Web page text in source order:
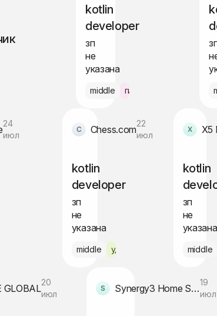
Берлин
kotlin
developer
зп
не
указана
middle гибрид Москва
24
июл
по РФ
Chess.com
22
июл
kotlin
developer
зп
не
указана
middle удалённо
X5
kotlin
зп
не
указана
middle
GLOBAL
20
июл
Synergy3 Home Solutions
19
июл